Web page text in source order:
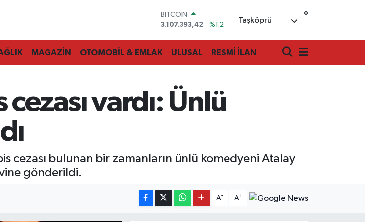
BITCOIN
3.107.393,42
%1.2
EURO
55,1652
%0.27
6648.99
%2.59
BİST100
Taşköprü °
MAGAZİN OTOMOBİL & EMLAK ULUSAL RESMİ İLAN
cezası vardı: Ünlü
cezası bulunan bir zamanların ünlü komedyeni Atalay
gönderildi.
A- A+